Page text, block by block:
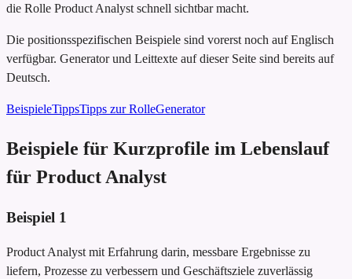
die Rolle Product Analyst schnell sichtbar macht.
Die positionsspezifischen Beispiele sind vorerst noch auf Englisch
verfügbar. Generator und Leittexte auf dieser Seite sind bereits auf
Deutsch.
BeispieleTippsTipps zur RolleGenerator
Beispiele für Kurzprofile im Lebenslauf
für Product Analyst
Beispiel 1
Product Analyst mit Erfahrung darin, messbare Ergebnisse zu
liefern, Prozesse zu verbessern und Geschäftsziele zuverlässig